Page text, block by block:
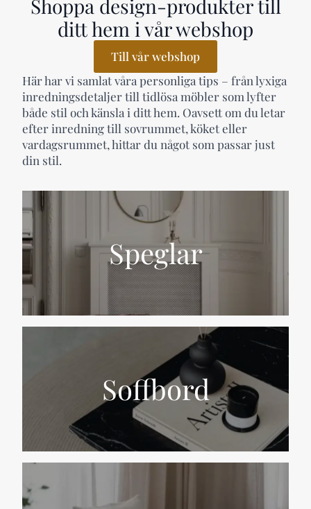
Speglar
Soffbord
Shoppa design-produkter till
ditt hem i vår webshop
Till vår webshop
Här har vi samlat våra personliga tips – från lyxiga
inredningsdetaljer till tidlösa möbler som lyfter
både stil och känsla i ditt hem. Oavsett om du letar
efter inredning till sovrummet, köket eller
vardagsrummet, hittar du något som passar just
din stil.